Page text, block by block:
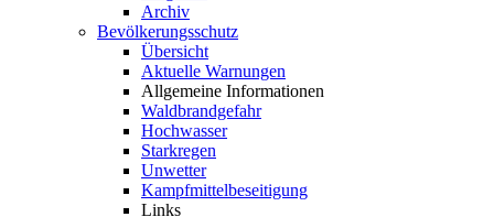
Archiv
Bevölkerungsschutz
Übersicht
Aktuelle Warnungen
Allgemeine Informationen
Waldbrandgefahr
Hochwasser
Starkregen
Unwetter
Kampfmittelbeseitigung
Links